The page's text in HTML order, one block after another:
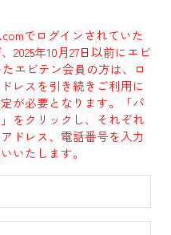
でログインされていた
2025年10月27日以前にエビ
エビテン会員の方は、ロ
レスを引き続きご利用に
が必要となります。「パ
をクリックし、それぞれ
ドレス、電話番号を入力
いたします。